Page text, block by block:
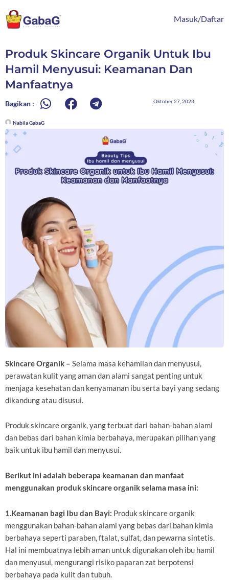
ke
konten
Masuk/Daftar
Produk Skincare Organik Untuk Ibu
Hamil Menyusui: Keamanan Dan
Manfaatnya
Bagikan : Oktober 27, 2023
Nabila GabaG
Skincare Organik – Selama masa kehamilan dan menyusui,
perawatan kulit yang aman dan alami sangat penting untuk
menjaga kesehatan dan kenyamanan ibu serta bayi yang sedang
dikandung atau disusui.
Produk skincare organik, yang terbuat dari bahan-bahan alami
dan bebas dari bahan kimia berbahaya, merupakan pilihan yang
baik untuk ibu hamil dan menyusui.
Berikut ini adalah beberapa keamanan dan manfaat
menggunakan produk skincare organik selama masa ini:
1.Keamanan bagi Ibu dan Bayi: Produk skincare organik
menggunakan bahan-bahan alami yang bebas dari bahan kimia
berbahaya seperti paraben, ftalat, sulfat, dan pewarna sintetis.
Hal ini membuatnya lebih aman untuk digunakan oleh ibu hamil
dan menyusui, mengurangi risiko paparan zat berpotensi
berbahaya pada kulit dan tubuh.